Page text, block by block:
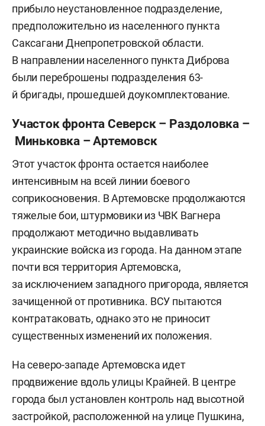
прибыло неустановленное подразделение,
предположительно из населенного пункта
Саксагани Днепропетровской области.
В направлении населенного пункта Диброва
были переброшены подразделения 63-
й бригады, прошедшей доукомплектование.
Участок фронта Северск – Раздоловка –
Миньковка – Артемовск
Этот участок фронта остается наиболее
интенсивным на всей линии боевого
соприкосновения. В Артемовске продолжаются
тяжелые бои, штурмовики из ЧВК Вагнера
продолжают методично выдавливать
украинские войска из города. На данном этапе
почти вся территория Артемовска,
за исключением западного пригорода, является
зачищенной от противника. ВСУ пытаются
контратаковать, однако это не приносит
существенных изменений их положения.
На северо-западе Артемовска идет
продвижение вдоль улицы Крайней. В центре
города был установлен контроль над высотной
застройкой, расположенной на улице Пушкина,